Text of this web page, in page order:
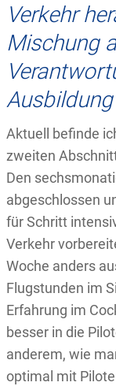
Verkehr
Mischung
Aktuell befinde
zweiten
Den
abgeschlossen
für Schritt
Verkehr
Woche anders
Flugstunden im
Erfahrung im
besser in die
anderem, wie
optimal mit